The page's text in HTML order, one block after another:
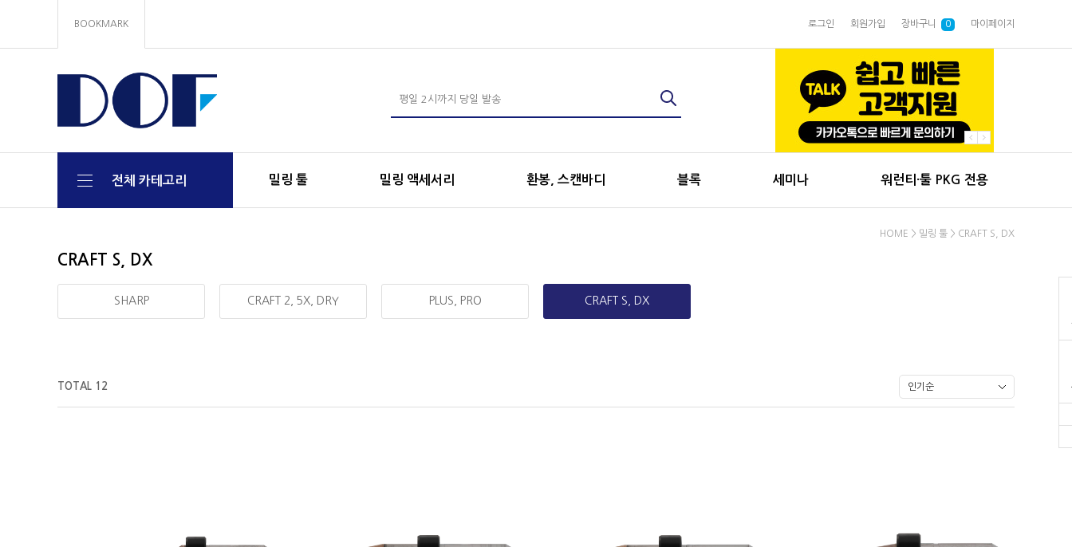
BOOKMARK 로그인 회원가입 장바구니 0 마이페이지
전체 카테고리 밀링 툴 밀링 액세서리 환봉, 스캔바디 블록 세미나 워런티·툴 PKG 전용
HOME > 밀링 툴 > CRAFT S, DX
CRAFT S, DX
SHARP CRAFT 2, 5X, DRY PLUS, PRO CRAFT S, DX
TOTAL 12